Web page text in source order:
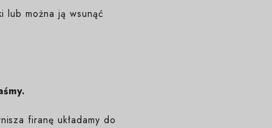
lub można ją wsunąć
firanę układamy do